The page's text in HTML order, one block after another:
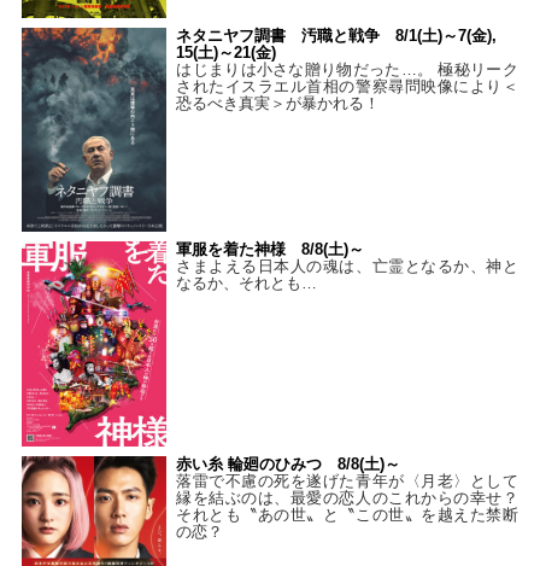
ネタニヤフ調書 汚職と戦争 8/1(土)～7(金),
15(土)～21(金)
はじまりは小さな贈り物だった…。 極秘リーク
されたイスラエル首相の警察尋問映像により＜
恐るべき真実＞が暴かれる！
軍服を着た神様 8/8(土)～
さまよえる日本人の魂は、亡霊となるか、神と
なるか、それとも…
赤い糸 輪廻のひみつ 8/8(土)～
落雷で不慮の死を遂げた青年が〈月老〉として
縁を結ぶのは、最愛の恋人のこれからの幸せ？
それとも〝あの世〟と〝この世〟を越えた禁断
の恋？